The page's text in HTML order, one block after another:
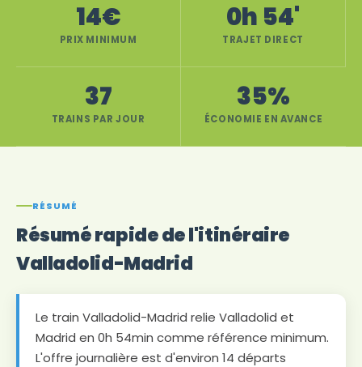
14€
PRIX MINIMUM
0h 54'
TRAJET DIRECT
37
TRAINS PAR JOUR
35%
ÉCONOMIE EN AVANCE
RÉSUMÉ
Résumé rapide de l'itinéraire
Valladolid-Madrid
Le train Valladolid-Madrid relie Valladolid et
Madrid en 0h 54min comme référence minimum.
L'offre journalière est d'environ 14 départs